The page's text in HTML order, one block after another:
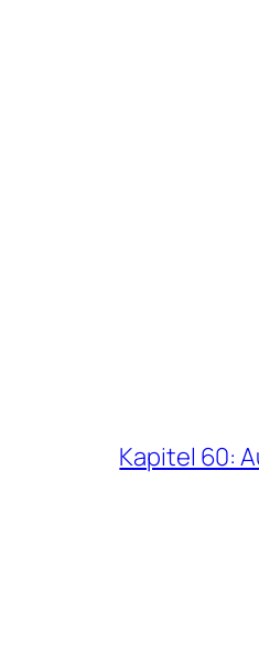
Kapitel 60: